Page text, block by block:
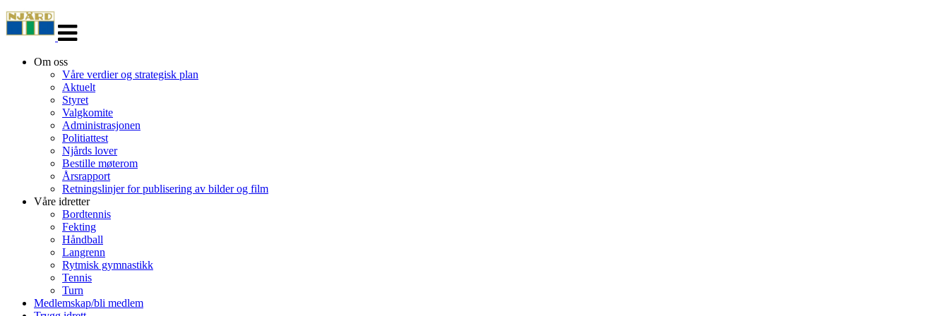
navigasjon
Om oss
Våre verdier og strategisk plan
Aktuelt
Styret
Valgkomite
Administrasjonen
Politiattest
Njårds lover
Bestille møterom
Årsrapport
Retningslinjer for publisering av bilder og film
Våre idretter
Bordtennis
Fekting
Håndball
Langrenn
Rytmisk gymnastikk
Tennis
Turn
Medlemskap/bli medlem